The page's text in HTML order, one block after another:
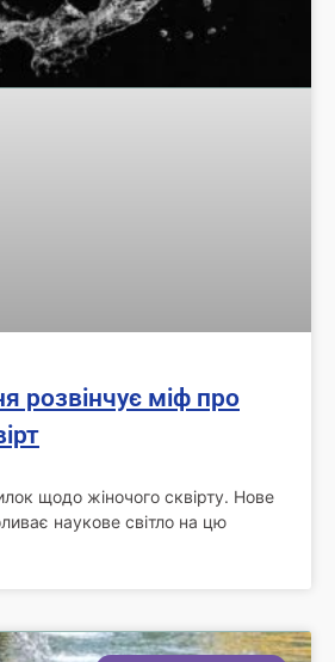
розвінчує міф про
щодо жіночого сквірту. Нове
наукове світло на цю